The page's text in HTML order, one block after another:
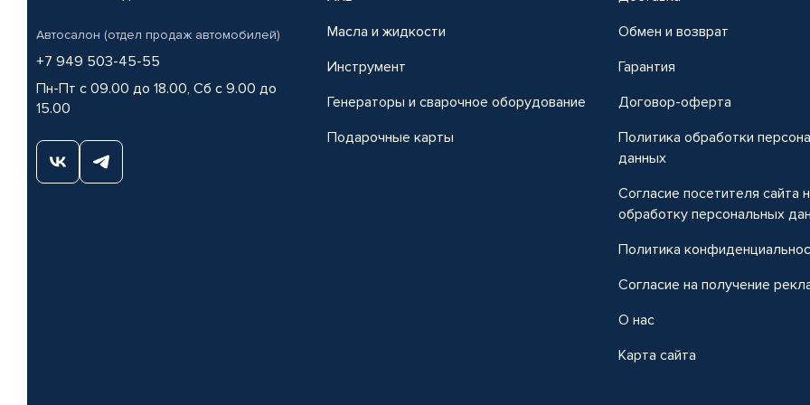
Автосалон (отдел продаж автомобилей)
+7 949 503-45-55
Пн-Пт с 09.00 до 18.00, Сб с 9.00 до
15.00
Масла и жидкости
Инструмент
Генераторы и сварочное оборудование
Подарочные карты
Обмен и возврат
Гарантия
Договор-оферта
Политика обработки
данных
Согласие посетителя сайта
обработку персональных
Политика
Согласие на получение
О нас
Карта сайта